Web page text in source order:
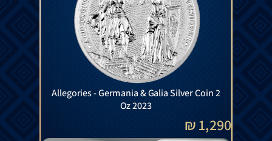
Allegories - Germania & Galia Silver Coin 2
Oz 2023
1,290 ₪